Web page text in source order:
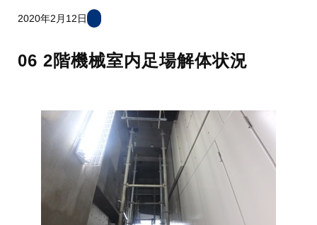
2020年2月12日
06 2階機械室内足場解体状況